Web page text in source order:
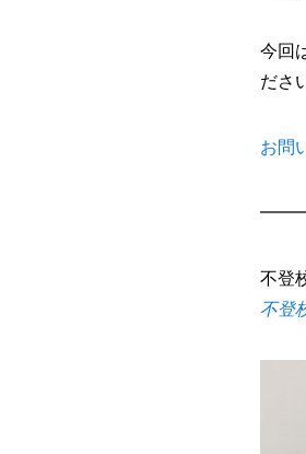
今回
ださ
お問
不登
不登